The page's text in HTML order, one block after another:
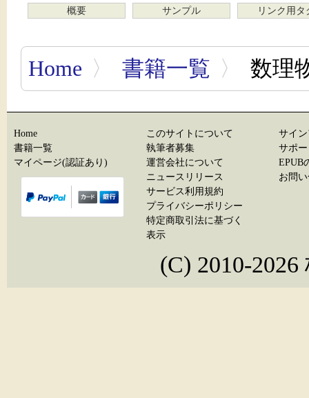
概要 サンプル リンク用タ
Home 〉 書籍一覧 〉 数理
Home
書籍一覧
マイページ(認証あり)
このサイトについて
執筆者募集
運営会社について
ニュースリリース
サービス利用規約
プライバシーポリシー
特定商取引法に基づく
表示
サイ
サポ
EPUB
お問
(C) 2010-